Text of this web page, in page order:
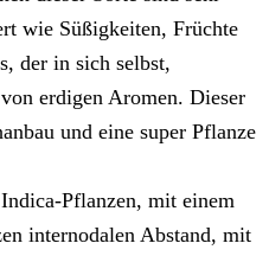
wie Süßigkeiten, Früchte
der in sich selbst,
erdigen Aromen. Dieser
und eine super Pflanze
Pflanzen, mit einem
internodalen Abstand, mit